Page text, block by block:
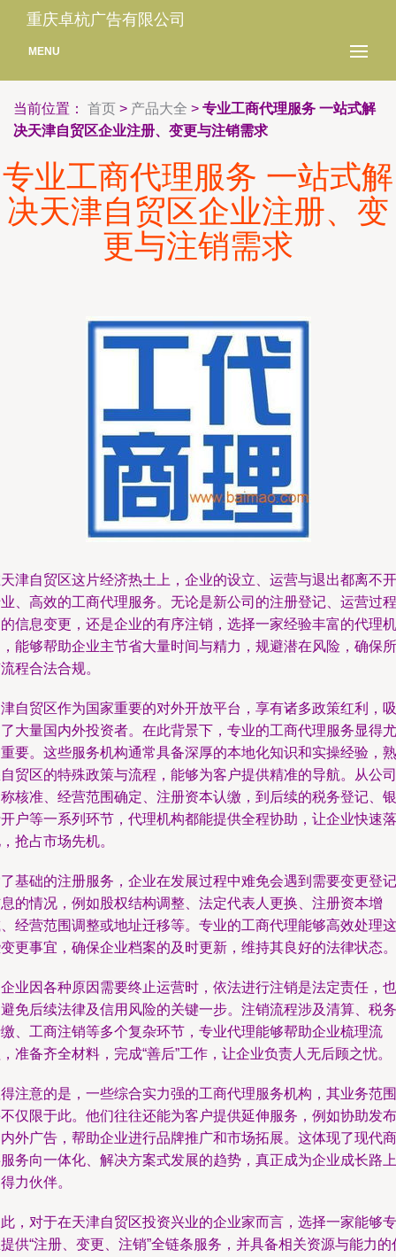
重庆卓杭广告有限公司
MENU
当前位置： 首页 > 产品大全 > 专业工商代理服务 一站式解
决天津自贸区企业注册、变更与注销需求
专业工商代理服务 一站式解
决天津自贸区企业注册、变
更与注销需求
津自贸区这片经济热土上，企业的设立、运营与退出都离不开
、高效的工商代理服务。无论是新公司的注册登记、运营过程
信息变更，还是企业的有序注销，选择一家经验丰富的代理机
能够帮助企业主节省大量时间与精力，规避潜在风险，确保所
程合法合规。
自贸区作为国家重要的对外开放平台，享有诸多政策红利，吸
大量国内外投资者。在此背景下，专业的工商代理服务显得尤
要。这些服务机构通常具备深厚的本地化知识和实操经验，熟
贸区的特殊政策与流程，能够为客户提供精准的导航。从公司
核准、经营范围确定、注册资本认缴，到后续的税务登记、银
户等一系列环节，代理机构都能提供全程协助，让企业快速落
抢占市场先机。
基础的注册服务，企业在发展过程中难免会遇到需要变更登记
的情况，例如股权结构调整、法定代表人更换、注册资本增
经营范围调整或地址迁移等。专业的工商代理能够高效处理这
更事宜，确保企业档案的及时更新，维持其良好的法律状态。
业因各种原因需要终止运营时，依法进行注销是法定责任，也
免后续法律及信用风险的关键一步。注销流程涉及清算、税务
、工商注销等多个复杂环节，专业代理能够帮助企业梳理流
准备齐全材料，完成“善后”工作，让企业负责人无后顾之忧。
注意的是，一些综合实力强的工商代理服务机构，其业务范围
仅限于此。他们往往还能为客户提供延伸服务，例如协助发布
外广告，帮助企业进行品牌推广和市场拓展。这体现了现代商
务向一体化、解决方案式发展的趋势，真正成为企业成长路上
力伙伴。
，对于在天津自贸区投资兴业的企业家而言，选择一家能够专
供“注册、变更、注销”全链条服务，并具备相关资源与能力的